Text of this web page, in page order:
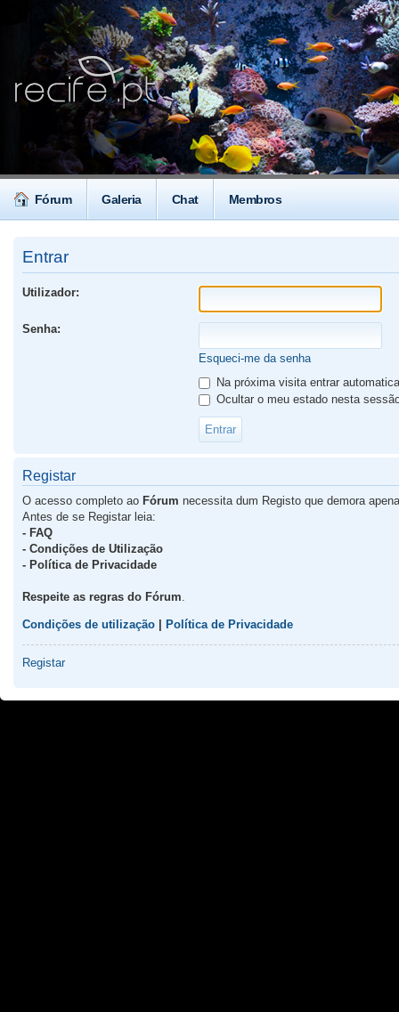
Fórum Galeria Chat Membros
Entrar
Utilizador:
Senha:
Esqueci-me da senha
Na próxima visita entrar
Ocultar o meu estado nesta
Registar
O acesso completo ao Fórum necessita dum Registo que demora
Antes de se Registar leia:
- FAQ
- Condições de Utilização
- Política de Privacidade
Respeite as regras do Fórum
Condições de utilização Política de Privacidade
Registar